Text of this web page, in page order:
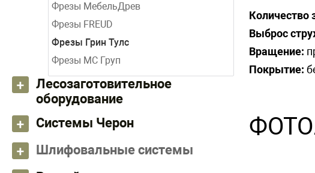
Фрезы МебельДрев
Фрезы FREUD
Фрезы Грин Тулс
Фрезы МС Груп
Лесозаготовительное
оборудование
Системы Черон
Шлифовальные системы
Количество
Выброс
Вращение:
Покрытие: